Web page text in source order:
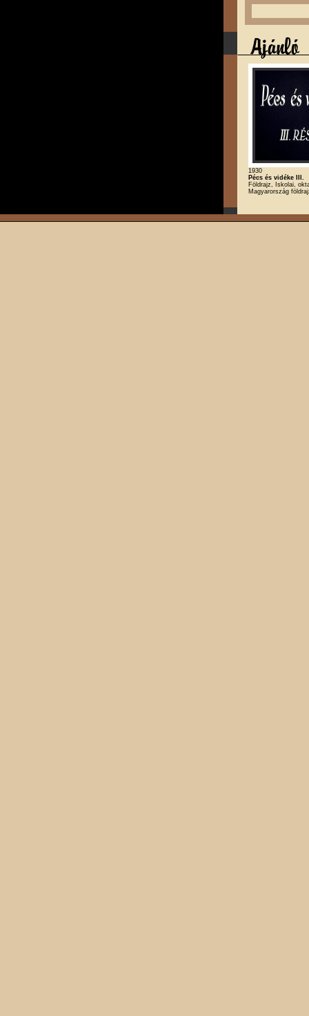
1930
Pécs és vidéke III.
Földrajz, Iskolai,
Magyarország